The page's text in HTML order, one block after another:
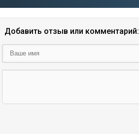
Добавить отзыв или комментарий: